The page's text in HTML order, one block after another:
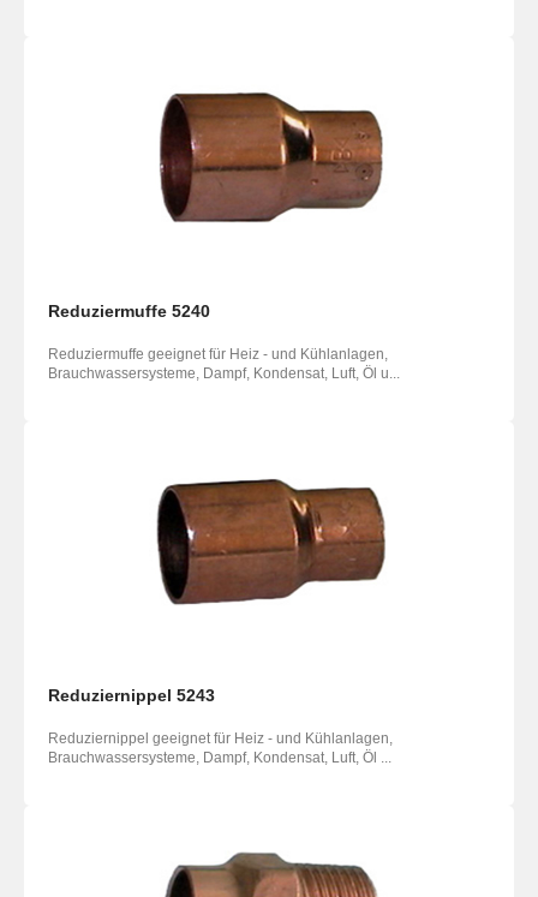
Reduziermuffe 5240
Reduziermuffe geeignet für Heiz - und Kühlanlagen,
Brauchwassersysteme, Dampf, Kondensat, Luft, Öl u...
Reduziernippel 5243
Reduziernippel geeignet für Heiz - und Kühlanlagen,
Brauchwassersysteme, Dampf, Kondensat, Luft, Öl ...